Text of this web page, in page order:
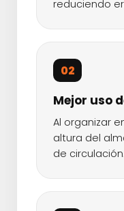
reduciendo
02
Mejor uso
Al organizar
altura del
de circulación.